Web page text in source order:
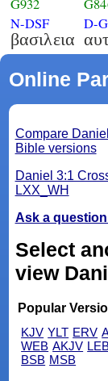
G932
N-DSF
βασιλεια
D-
Online
Compare
Bible versions
Daniel 3:1
LXX_WH
Ask a
Select
view
Popular
KJV YLT ERV
WEB AKJV
BSB MSB